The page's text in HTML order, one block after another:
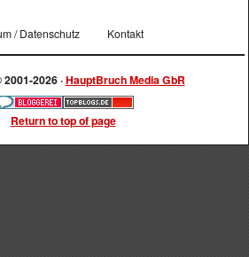
/ Datenschutz Kontakt
2026 ·HauptBruch Media GbR
Return to top of page